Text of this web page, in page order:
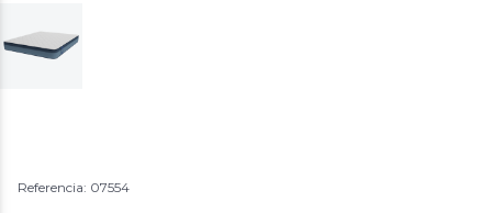
Referencia: 07554